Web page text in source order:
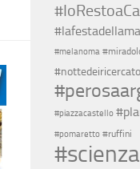
#melanoma
#piazzacastello
#pomaretto #ruffini